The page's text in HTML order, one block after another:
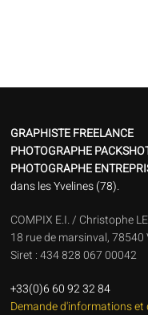
GRAPHISTE FREELANCE
PHOTOGRAPHE
PHOTOGRAPHE
dans les Yvelines (78).
COMPIX E.I. / Christophe
18 rue de marsinval, 78540
Siret : 434 828 067 00042
+33(0)6 60 92 32 84
Demande d'informations et